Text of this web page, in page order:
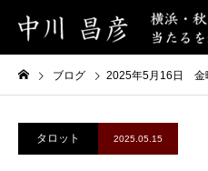
ブログ 2025年5月16日 金
タロット 2025.05.15